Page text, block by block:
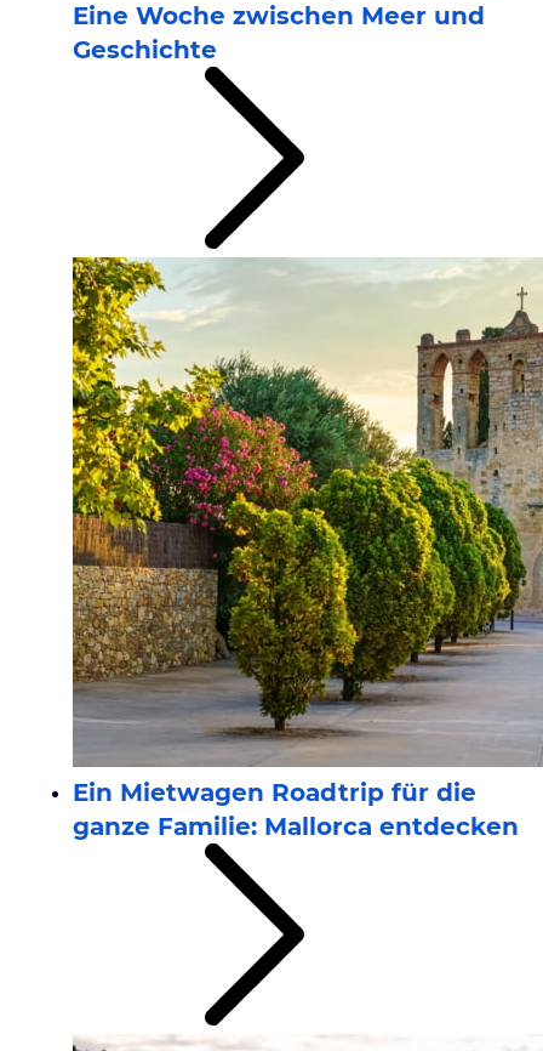
Eine Woche zwischen Meer und
Geschichte
Ein Mietwagen Roadtrip für die
ganze Familie: Mallorca entdecken